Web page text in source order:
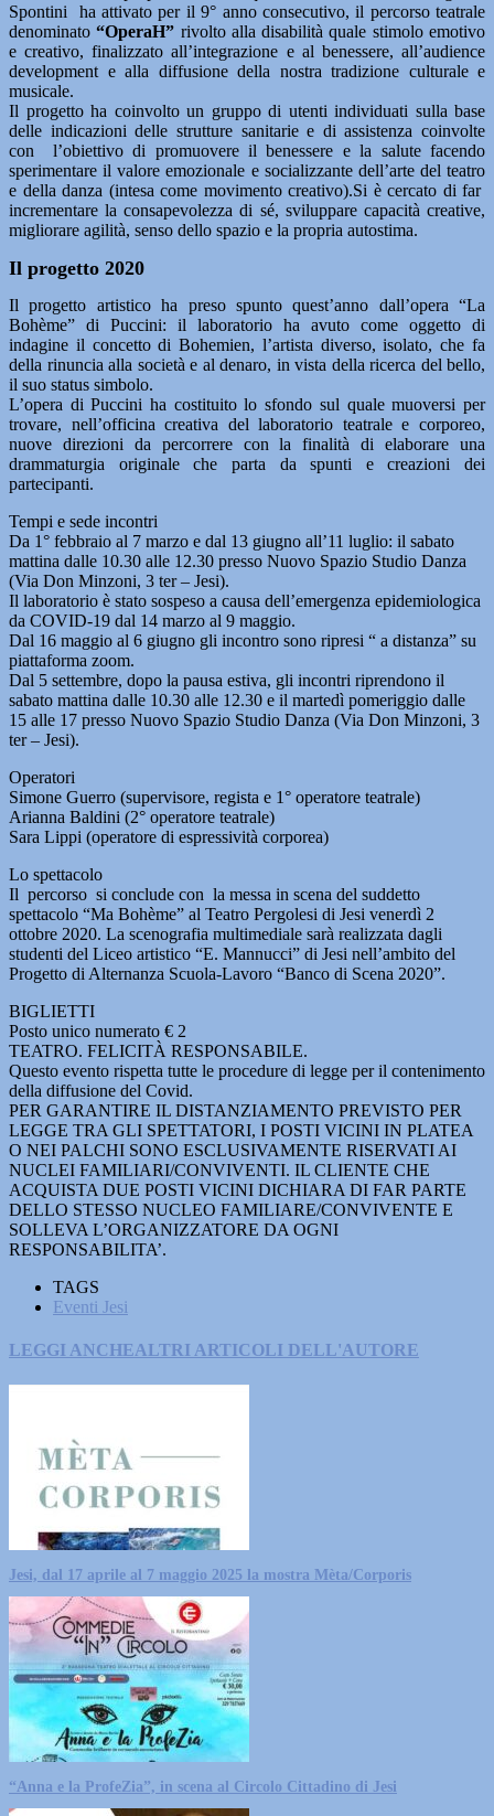
Spontini ha attivato per il 9° anno consecutivo, il percorso teatrale
denominato“OperaH” rivolto alla disabilità quale stimolo emotivo
e creativo, finalizzato all’integrazione e al benessere, all’audience
development e alla diffusione della nostra tradizione culturale e
musicale.
Il progetto ha coinvolto un gruppo di utenti individuati sulla base
delle indicazioni delle strutture sanitarie e di assistenza coinvolte
con l’obiettivo di promuovere il benessere e la salute facendo
sperimentare il valore emozionale e socializzante dell’arte del teatro
e della danza (intesa come movimento creativo).Si è cercato di far
incrementare la consapevolezza di sé, sviluppare capacità creative,
migliorare agilità, senso dello spazio e la propria autostima.
Il progetto 2020
Il progetto artistico ha preso spunto quest’anno dall’opera “La
Bohème” di Puccini: il laboratorio ha avuto come oggetto di
indagine il concetto di Bohemien, l’artista diverso, isolato, che fa
della rinuncia alla società e al denaro, in vista della ricerca del bello,
il suo status simbolo.
L’opera di Puccini ha costituito lo sfondo sul quale muoversi per
trovare, nell’officina creativa del laboratorio teatrale e corporeo,
nuove direzioni da percorrere con la finalità di elaborare una
drammaturgia originale che parta da spunti e creazioni dei
partecipanti.
Tempi e sede incontri
Da 1° febbraio al 7 marzo e dal 13 giugno all’11 luglio: il sabato
mattina dalle 10.30 alle 12.30 presso Nuovo Spazio Studio Danza
(Via Don Minzoni, 3 ter – Jesi).
Il laboratorio è stato sospeso a causa dell’emergenza epidemiologica
da COVID-19 dal 14 marzo al 9 maggio.
Dal 16 maggio al 6 giugno gli incontro sono ripresi “ a distanza” su
piattaforma zoom.
Dal 5 settembre, dopo la pausa estiva, gli incontri riprendono il
sabato mattina dalle 10.30 alle 12.30 e il martedì pomeriggio dalle
15 alle 17 presso Nuovo Spazio Studio Danza (Via Don Minzoni, 3
ter – Jesi).
Operatori
Simone Guerro (supervisore, regista e 1° operatore teatrale)
Arianna Baldini (2° operatore teatrale)
Sara Lippi (operatore di espressività corporea)
Lo spettacolo
Il percorso si conclude con la messa in scena del suddetto
spettacolo “Ma Bohème” al Teatro Pergolesi di Jesi venerdì 2
ottobre 2020. La scenografia multimediale sarà realizzata dagli
studenti del Liceo artistico “E. Mannucci” di Jesi nell’ambito del
Progetto di Alternanza Scuola-Lavoro “Banco di Scena 2020”.
BIGLIETTI
Posto unico numerato € 2
TEATRO. FELICITÀ RESPONSABILE.
Questo evento rispetta tutte le procedure di legge per il contenimento
della diffusione del Covid.
PER GARANTIRE IL DISTANZIAMENTO PREVISTO PER
LEGGE TRA GLI SPETTATORI, I POSTI VICINI IN PLATEA
O NEI PALCHI SONO ESCLUSIVAMENTE RISERVATI AI
NUCLEI FAMILIARI/CONVIVENTI. IL CLIENTE CHE
ACQUISTA DUE POSTI VICINI DICHIARA DI FAR PARTE
DELLO STESSO NUCLEO FAMILIARE/CONVIVENTE E
SOLLEVA L’ORGANIZZATORE DA OGNI
RESPONSABILITA’.
TAGS
Eventi Jesi
LEGGI ANCHEALTRI ARTICOLI DELL'AUTORE
Jesi, dal 17 aprile al 7 maggio 2025 la mostra Mèta/Corporis
“Anna e la ProfeZia”, in scena al Circolo Cittadino di Jesi